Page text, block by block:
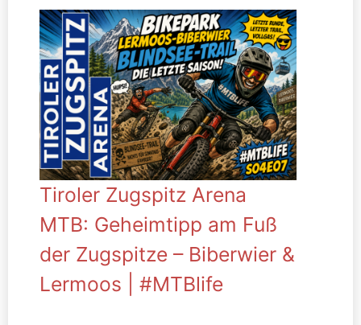
Tiroler Zugspitz Arena
MTB: Geheimtipp am Fuß
der Zugspitze – Biberwier &
Lermoos | #MTBlife